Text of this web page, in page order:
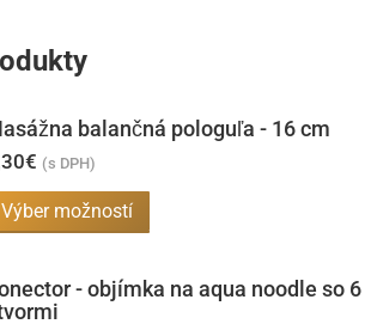
balančná pologuľa - 16 cm
€ (s DPH)
Výber možností
produkt
- objímka na aqua noodle so 6